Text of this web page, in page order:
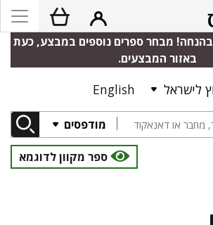
בהנחה! מבחר ספרים נוספים במבצע, כעת
באזור המבצעים.
לישראל English
מודפסים
ספר מקוון לדוגמא